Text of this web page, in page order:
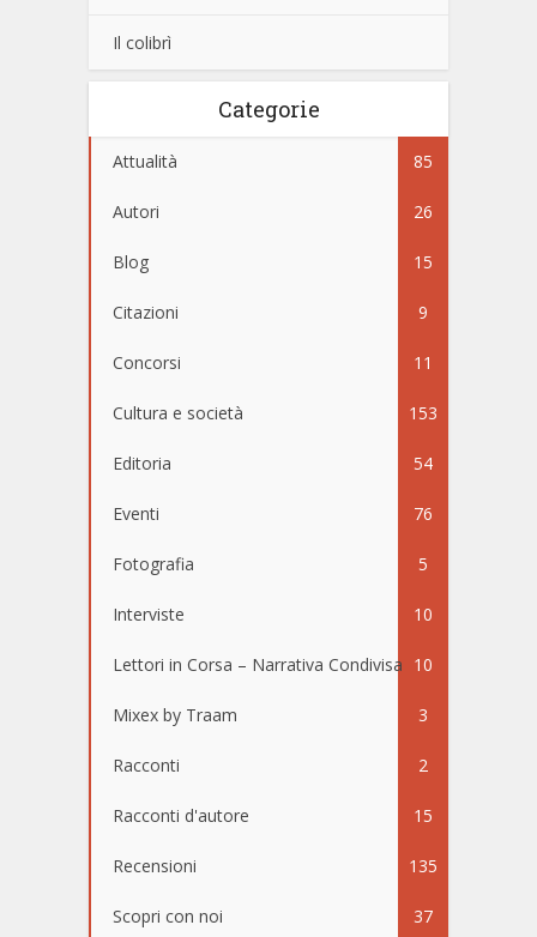
Il colibrì
Categorie
Attualità 85
Autori 26
Blog 15
Citazioni 9
Concorsi 11
Cultura e società 153
Editoria 54
Eventi 76
Fotografia 5
Interviste 10
Lettori in Corsa – Narrativa Condivisa 10
Mixex by Traam 3
Racconti 2
Racconti d'autore 15
Recensioni 135
Scopri con noi 37